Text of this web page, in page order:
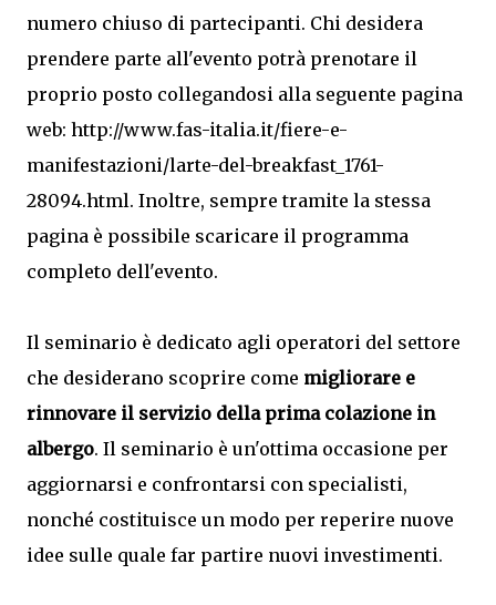
numero chiuso di partecipanti. Chi desidera
prendere parte all'evento potrà prenotare il
proprio posto collegandosi alla seguente pagina
web: http://www.fas-italia.it/fiere-e-
manifestazioni/larte-del-breakfast_1761-
28094.html. Inoltre, sempre tramite la stessa
pagina è possibile scaricare il programma
completo dell'evento.
Il seminario è dedicato agli operatori del settore
che desiderano scoprire come migliorare e
rinnovare il servizio della prima colazione in
albergo. Il seminario è un'ottima occasione per
aggiornarsi e confrontarsi con specialisti,
nonché costituisce un modo per reperire nuove
idee sulle quale far partire nuovi investimenti.